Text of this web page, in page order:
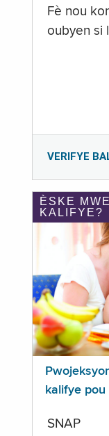
Fè nou
oubyen si
VERIFYE
ÈSKE
KALIFYE?
kalifye pou
SNAP